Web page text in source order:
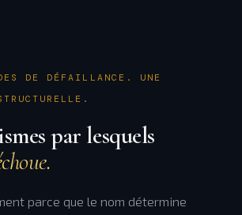
DE DÉFAILLANCE. UNE
par lesquels
parce que le nom détermine